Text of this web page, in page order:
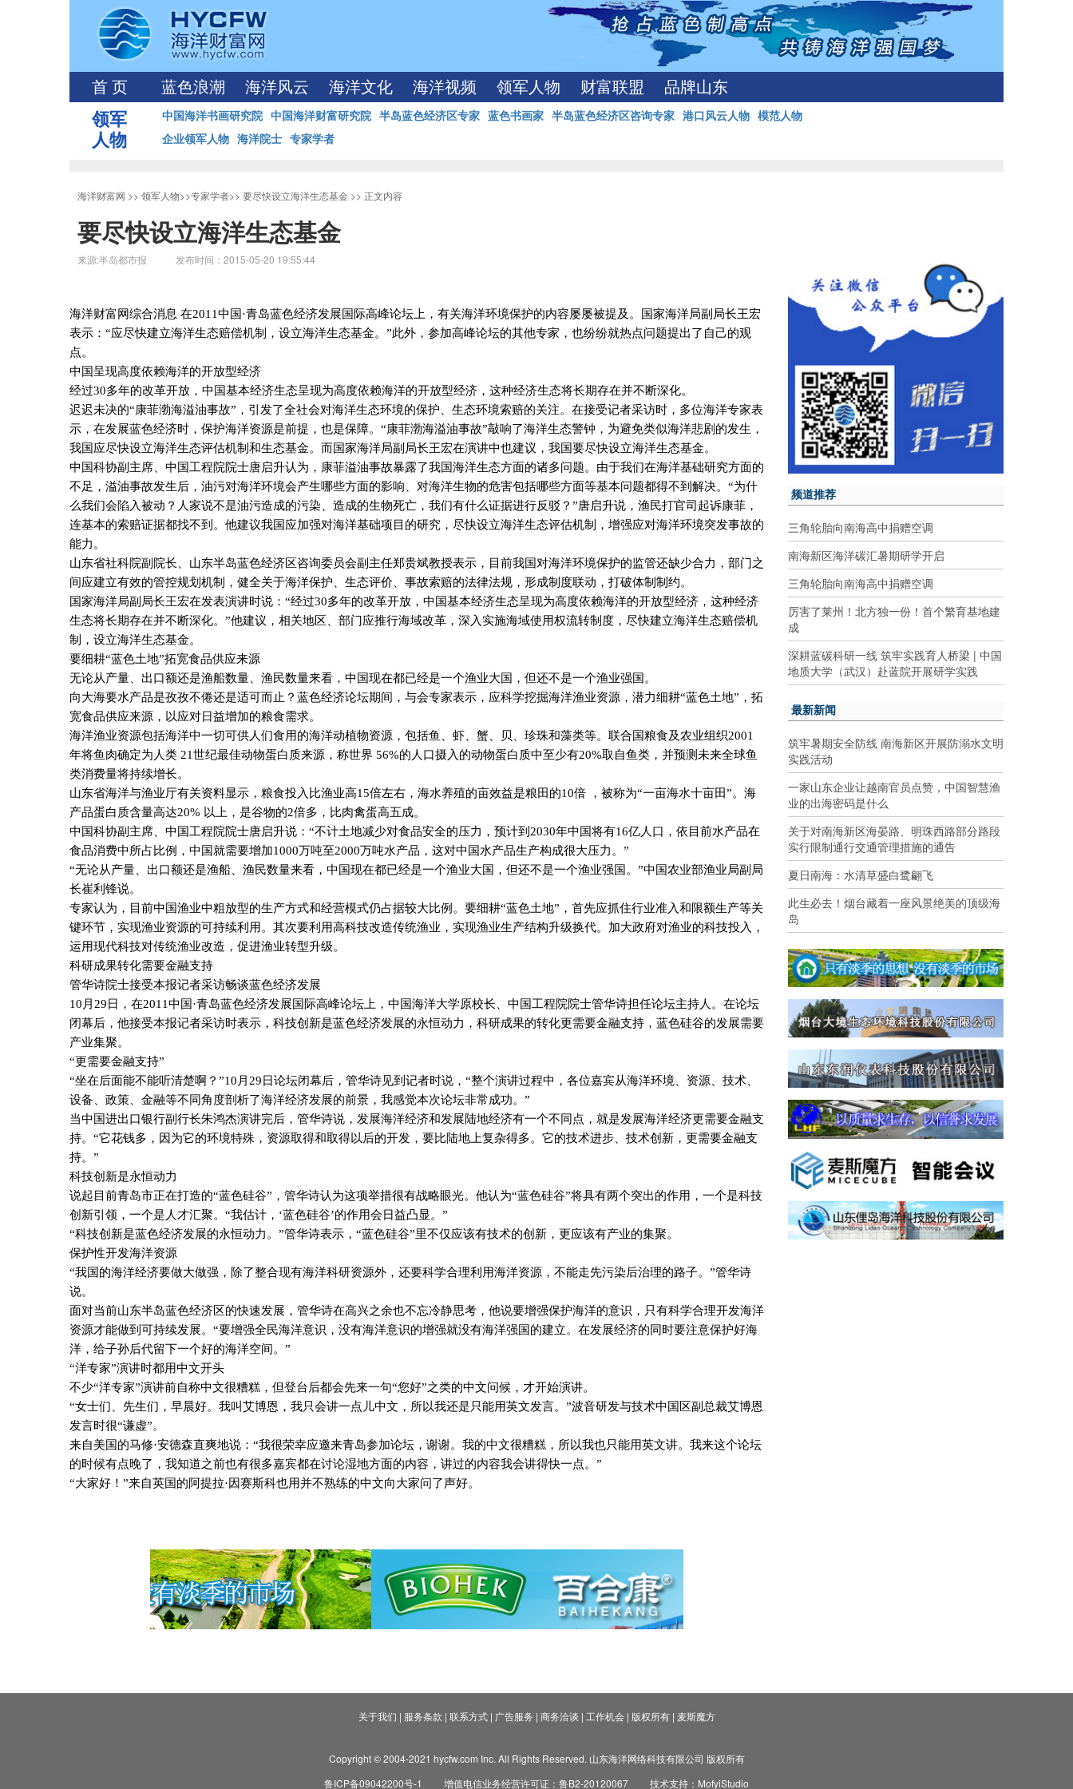
首 页 蓝色浪潮 海洋风云 海洋文化 海洋视频 领军人物 财富联盟 品牌山东
领军
人物
中国海洋书画研究院 中国海洋财富研究院 半岛蓝色经济区专家 蓝色书画家 半岛蓝色经济区咨询专家 港口风云人物 模范人物
企业领军人物 海洋院士 专家学者
海洋财富网 >> 领军人物>>专家学者>> 要尽快设立海洋生态基金 >> 正文内容
要尽快设立海洋生态基金
来源:半岛都市报 发布时间：2015-05-20 19:55:44
海洋财富网综合消息 在2011中国·青岛蓝色经济发展国际高峰论坛上，有关海洋环境保护的内容屡屡被提及。国家海洋局副局长王宏
表示：“应尽快建立海洋生态赔偿机制，设立海洋生态基金。”此外，参加高峰论坛的其他专家，也纷纷就热点问题提出了自己的观
点。
中国呈现高度依赖海洋的开放型经济
经过30多年的改革开放，中国基本经济生态呈现为高度依赖海洋的开放型经济，这种经济生态将长期存在并不断深化。
迟迟未决的“康菲渤海溢油事故”，引发了全社会对海洋生态环境的保护、生态环境索赔的关注。在接受记者采访时，多位海洋专家表
示，在发展蓝色经济时，保护海洋资源是前提，也是保障。“康菲渤海溢油事故”敲响了海洋生态警钟，为避免类似海洋悲剧的发生，
我国应尽快设立海洋生态评估机制和生态基金。而国家海洋局副局长王宏在演讲中也建议，我国要尽快设立海洋生态基金。
中国科协副主席、中国工程院院士唐启升认为，康菲溢油事故暴露了我国海洋生态方面的诸多问题。由于我们在海洋基础研究方面的
不足，溢油事故发生后，油污对海洋环境会产生哪些方面的影响、对海洋生物的危害包括哪些方面等基本问题都得不到解决。“为什
么我们会陷入被动？人家说不是油污造成的污染、造成的生物死亡，我们有什么证据进行反驳？”唐启升说，渔民打官司起诉康菲，
连基本的索赔证据都找不到。他建议我国应加强对海洋基础项目的研究，尽快设立海洋生态评估机制，增强应对海洋环境突发事故的
能力。
山东省社科院副院长、山东半岛蓝色经济区咨询委员会副主任郑贵斌教授表示，目前我国对海洋环境保护的监管还缺少合力，部门之
间应建立有效的管控规划机制，健全关于海洋保护、生态评价、事故索赔的法律法规，形成制度联动，打破体制制约。
国家海洋局副局长王宏在发表演讲时说：“经过30多年的改革开放，中国基本经济生态呈现为高度依赖海洋的开放型经济，这种经济
生态将长期存在并不断深化。”他建议，相关地区、部门应推行海域改革，深入实施海域使用权流转制度，尽快建立海洋生态赔偿机
制，设立海洋生态基金。
要细耕“蓝色土地”拓宽食品供应来源
无论从产量、出口额还是渔船数量、渔民数量来看，中国现在都已经是一个渔业大国，但还不是一个渔业强国。
向大海要水产品是孜孜不倦还是适可而止？蓝色经济论坛期间，与会专家表示，应科学挖掘海洋渔业资源，潜力细耕“蓝色土地”，拓
宽食品供应来源，以应对日益增加的粮食需求。
海洋渔业资源包括海洋中一切可供人们食用的海洋动植物资源，包括鱼、虾、蟹、贝、珍珠和藻类等。联合国粮食及农业组织2001
年将鱼肉确定为人类 21世纪最佳动物蛋白质来源，称世界 56%的人口摄入的动物蛋白质中至少有20%取自鱼类，并预测未来全球鱼
类消费量将持续增长。
山东省海洋与渔业厅有关资料显示，粮食投入比渔业高15倍左右，海水养殖的亩效益是粮田的10倍 ，被称为“一亩海水十亩田”。海
产品蛋白质含量高达20% 以上，是谷物的2倍多，比肉禽蛋高五成。
中国科协副主席、中国工程院院士唐启升说：“不计土地减少对食品安全的压力，预计到 2030年中国将有16亿人口，依目前水产品在
食品消费中所占比例，中国就需要增加1000万吨至2000万吨水产品，这对中国水产品生产构成很大压力。”
“无论从产量、出口额还是渔船、渔民数量来看，中国现在都已经是一个渔业大国，但还不是一个渔业强国。”中国农业部渔业局副局
长崔利锋说。
专家认为，目前中国渔业中粗放型的生产方式和经营模式仍占据较大比例。要细耕“蓝色土地”，首先应抓住行业准入和限额生产等关
键环节，实现渔业资源的可持续利用。其次要利用高科技改造传统渔业，实现渔业生产结构升级换代。加大政府对渔业的科技投入，
运用现代科技对传统渔业改造，促进渔业转型升级。
科研成果转化需要金融支持
管华诗院士接受本报记者采访畅谈蓝色经济发展
10 月 29 日，在2011中国·青岛蓝色经济发展国际高峰论坛上，中国海洋大学原校长、中国工程院院士管华诗担任论坛主持人。在论坛
闭幕后，他接受本报记者采访时表示，科技创新是蓝色经济发展的永恒动力，科研成果的转化更需要金融支持，蓝色硅谷的发展需要
产业集聚。
“更需要金融支持”
“坐在后面能不能听清楚啊？”10 月 29 日论坛闭幕后，管华诗见到记者时说，“整个演讲过程中，各位嘉宾从海洋环境、资源、技术、
设备、政策、金融等不同角度剖析了海洋经济发展的前景，我感觉本次论坛非常成功。”
当中国进出口银行副行长朱鸿杰演讲完后，管华诗说，发展海洋经济和发展陆地经济有一个不同点，就是发展海洋经济更需要金融支
持。“它花钱多，因为它的环境特殊，资源取得和取得以后的开发，要比陆地上复杂得多。它的技术进步、技术创新，更需要金融支
持。”
科技创新是永恒动力
说起目前青岛市正在打造的“蓝色硅谷”，管华诗认为这项举措很有战略眼光。他认为“蓝色硅谷”将具有两个突出的作用，一个是科技
创新引领，一个是人才汇聚。“我估计，‘蓝色硅谷’的作用会日益凸显。”
“科技创新是蓝色经济发展的永恒动力。”管华诗表示，“蓝色硅谷”里不仅应该有技术的创新，更应该有产业的集聚。
保护性开发海洋资源
“我国的海洋经济要做大做强，除了整合现有海洋科研资源外，还要科学合理利用海洋资源，不能走先污染后治理的路子。”管华诗
说。
面对当前山东半岛蓝色经济区的快速发展，管华诗在高兴之余也不忘冷静思考，他说要增强保护海洋的意识，只有科学合理开发海洋
资源才能做到可持续发展。“要增强全民海洋意识，没有海洋意识的增强就没有海洋强国的建立。在发展经济的同时要注意保护好海
洋，给子孙后代留下一个好的海洋空间。”
“洋专家”演讲时都用中文开头
不少“洋专家”演讲前自称中文很糟糕，但登台后都会先来一句“您好”之类的中文问候，才开始演讲。
“女士们、先生们，早晨好。我叫艾博恩，我只会讲一点儿中文，所以我还是只能用英文发言。”波音研发与技术中国区副总裁艾博恩
发言时很“谦虚”。
来自美国的马修·安德森直爽地说：“我很荣幸应邀来青岛参加论坛，谢谢。我的中文很糟糕，所以我也只能用英文讲。我来这个论坛
的时候有点晚了，我知道之前也有很多嘉宾都在讨论湿地方面的内容，讲过的内容我会讲得快一点。”
“大家好！”来自英国的阿提拉·因赛斯科也用并不熟练的中文向大家问了声好。
频道推荐
三角轮胎向南海高中捐赠空调
南海新区海洋碳汇暑期研学开启
三角轮胎向南海高中捐赠空调
厉害了莱州！北方独一份！首个繁育基地建
成
深耕蓝碳科研一线 筑牢实践育人桥梁 | 中国
地质大学（武汉）赴蓝院开展研学实践
最新新闻
筑牢暑期安全防线 南海新区开展防溺水文明
实践活动
一家山东企业让越南官员点赞，中国智慧渔
业的出海密码是什么
关于对南海新区海晏路、明珠西路部分路段
实行限制通行交通管理措施的通告
夏日南海：水清草盛白鹭翩飞
此生必去！烟台藏着一座风景绝美的顶级海
岛
关于我们 | 服务条款 | 联系方式| 广告服务 | 商务洽谈 | 工作机会| 版权所有| 麦斯魔方
Copyright © 2004-2021 hycfw.com Inc. All Rights Reserved. 山东海洋网络科技有限公司 版权所有
鲁ICP备09042200号-1
增值电信业务经营许可证：鲁B2-20120067 技术支持：MofyiStudio